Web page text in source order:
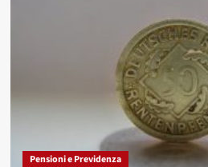
Pensioni e Previdenza